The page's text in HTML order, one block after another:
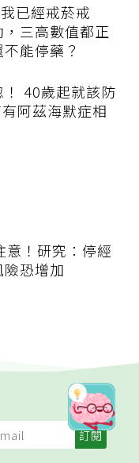
已經戒菸戒
三高數值都正
能停藥？
40歲起就該防
阿茲海默症相
意！研究：停經
恐增加